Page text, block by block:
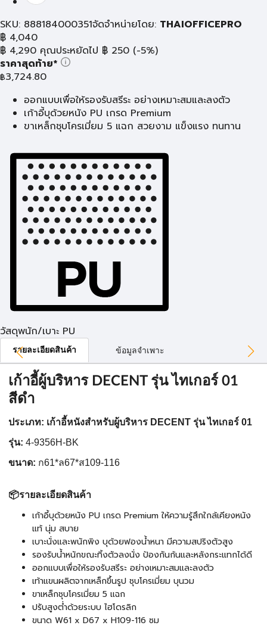
SKU: 888184000351จัดจำหน่ายโดย: THAIOFFICEPRO
฿ 4,040
฿ 4,290 คุณประหยัดไป ฿ 250 (-5%)
ราคาสุดท้าย*
฿3,724.80
ออกแบบเพื่อให้รองรับสรีระ อย่างเหมาะสมและลงตัว
เก้าอี้บุด้วยหนัง PU เกรด Premium
ขาเหล็กชุบโครเมี่ยม 5 แฉก สวยงาม แข็งแรง ทนทาน
วัสดุพนัก/เบาะ PU
รายละเอียดสินค้า ข้อมูลจำเพาะ
เก้าอี้ผู้บริหาร DECENT รุ่น ไทเกอร์ 01
สีดำ
ประเภท: เก้าอี้หนังสำหรับผู้บริหาร DECENT รุ่น ไทเกอร์ 01
รุ่น: 4-9356H-BK
ขนาด: ก61*ล67*ส109-116
📦รายละเอียดสินค้า
เก้าอี้บุด้วยหนัง PU เกรด Premium ให้ความรู้สึกใกล้เคียงหนัง
แท้ นุ่ม สบาย
เบาะนั่งและพนักพิง บุด้วยฟองน้ำหนา มีความสปริงตัวสูง
รองรับน้ำหนักขณะทิ้งตัวลงนั่ง ป้องกันก้นและหลังกระแทกได้ดี
ออกแบบเพื่อให้รองรับสรีระ อย่างเหมาะสมและลงตัว
เท้าแขนผลิตจากเหล็กขึ้นรูป ชุบโครเมี่ยม บุนวม
ขาเหล็กชุบโครเมี่ยม 5 แฉก
ปรับสูงต่ำด้วยระบบ ไฮโดรลิก
ขนาด W61 x D67 x H109-116 ซม